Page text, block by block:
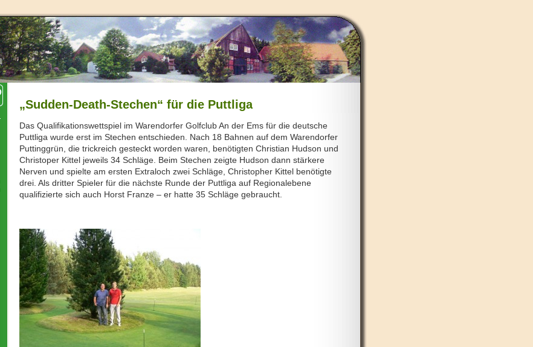
„Sudden-Death-Stechen“ für die Puttliga
Das Qualifikationswettspiel im Warendorfer Golfclub An der Ems für die deutsche
Puttliga wurde erst im Stechen entschieden. Nach 18 Bahnen auf dem Warendorfer
Puttinggrün, die trickreich gesteckt worden waren, benötigten Christian Hudson und
Christoper Kittel jeweils 34 Schläge. Beim Stechen zeigte Hudson dann stärkere
Nerven und spielte am ersten Extraloch zwei Schläge, Christopher Kittel benötigte
drei. Als dritter Spieler für die nächste Runde der Puttliga auf Regionalebene
qualifizierte sich auch Horst Franze – er hatte 35 Schläge gebraucht.